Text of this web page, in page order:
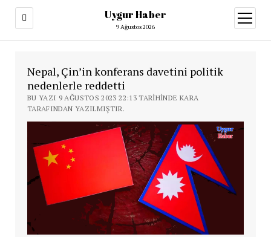
Uygur Haber
9 Ağustos 2026
aç
Nepal, Çin’in konferans davetini politik
nedenlerle reddetti
BU YAZI 9 AĞUSTOS 2023 22:13 TARIHINDE KARA
TARAFINDAN YAZILMIŞTIR.